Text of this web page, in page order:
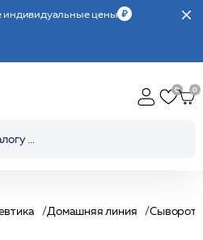
индивидуальные цены
Домашняя линия